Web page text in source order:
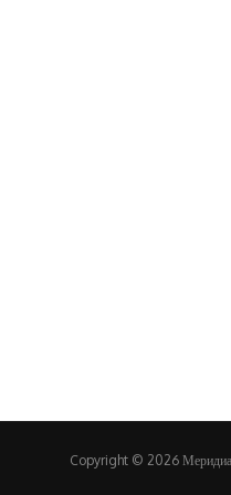
Copyright © 2026